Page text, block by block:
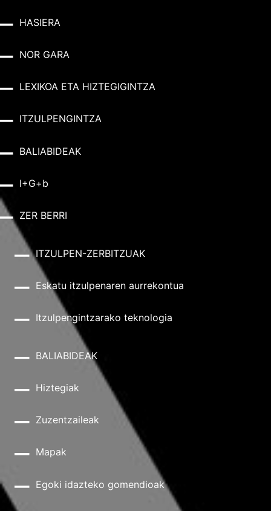
HASIERA
NOR GARA
LEXIKOA ETA HIZTEGIGINTZA
ITZULPENGINTZA
BALIABIDEAK
I+G+b
ZER BERRI
ITZULPEN-ZERBITZUAK
Eskatu itzulpenaren aurrekontua
Itzulpengintzarako teknologia
BALIABIDEAK
Hiztegiak
Zuzentzaileak
Mapak
Egoki idazteko gomendioak